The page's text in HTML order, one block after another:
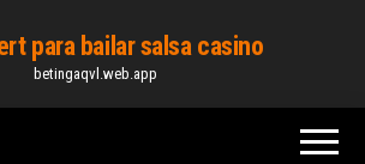
para bailar salsa casino
betingaqvl.web.app